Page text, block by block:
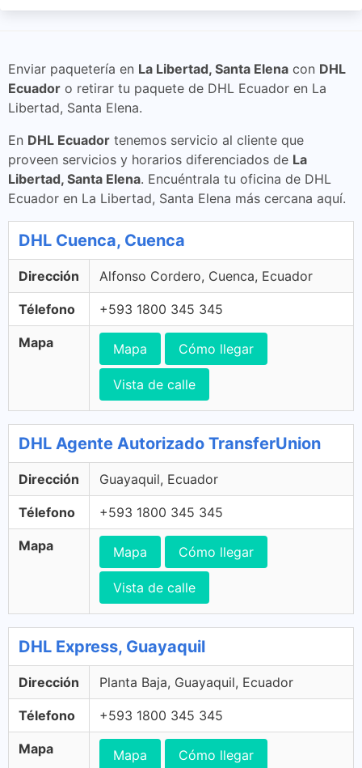
Enviar paquetería en La Libertad, Santa Elena con DHL
Ecuador o retirar tu paquete de DHL Ecuador en La
Libertad, Santa Elena.
En DHL Ecuador tenemos servicio al cliente que
proveen servicios y horarios diferenciados de La
Libertad, Santa Elena. Encuéntrala tu oficina de DHL
Ecuador en La Libertad, Santa Elena más cercana aquí.
DHL Cuenca, Cuenca
Dirección Alfonso Cordero, Cuenca, Ecuador
Télefono +593 1800 345 345
Mapa Mapa Cómo llegar
Vista de calle
DHL Agente Autorizado TransferUnion
Dirección Guayaquil, Ecuador
Télefono +593 1800 345 345
Mapa Mapa Cómo llegar
Vista de calle
DHL Express, Guayaquil
Dirección Planta Baja, Guayaquil, Ecuador
Télefono +593 1800 345 345
Mapa Mapa Cómo llegar